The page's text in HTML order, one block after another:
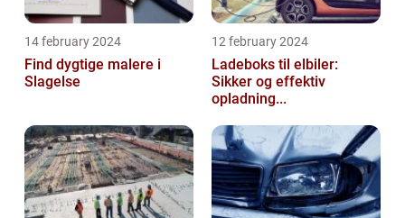
14 february 2024
Find dygtige malere i
Slagelse
12 february 2024
Ladeboks til elbiler:
Sikker og effektiv
opladning...